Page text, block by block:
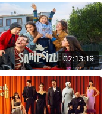
02:13:19